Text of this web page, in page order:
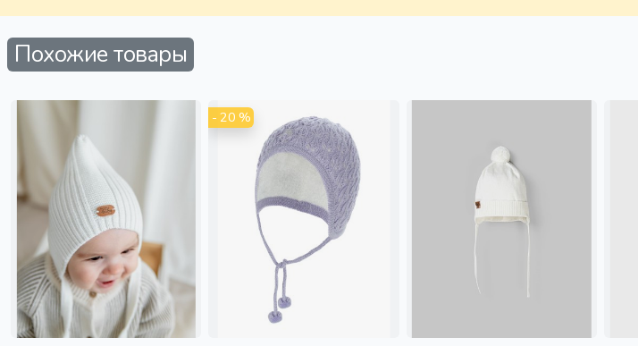
Похожие товары
- 20 %